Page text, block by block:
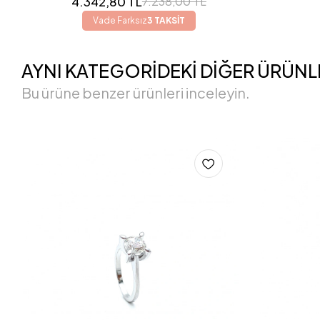
Vade Farksız3 TAKSİT
AYNI KATEGORİDEKİ DİĞER
Bu ürüne benzer ürünleri inceleyin.